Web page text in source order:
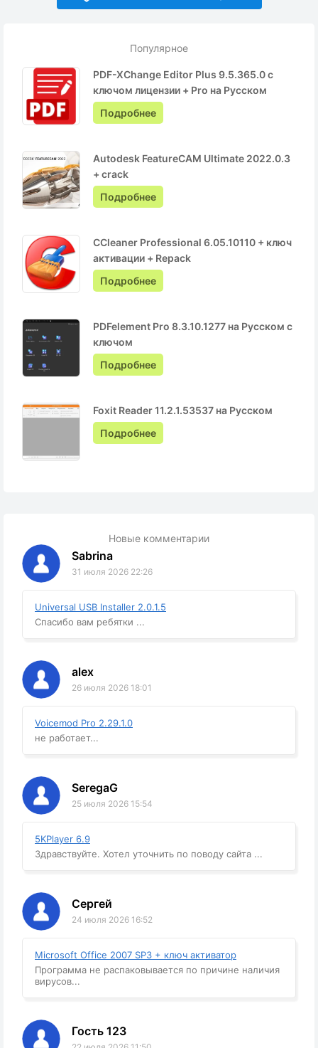
Популярное
PDF-XChange Editor Plus 9.5.365.0 с
ключом лицензии + Pro на Русском
Подробнее
Autodesk FeatureCAM Ultimate 2022.0.3
+ crack
Подробнее
CCleaner Professional 6.05.10110 + ключ
активации + Repack
Подробнее
PDFelement Pro 8.3.10.1277 на Русском с
ключом
Подробнее
Foxit Reader 11.2.1.53537 на Русском
Подробнее
Новые комментарии
Sabrina
31 июля 2026 22:26
Universal USB Installer 2.0.1.5
Спасибо вам ребятки ...
alex
26 июля 2026 18:01
Voicemod Pro 2.29.1.0
не работает...
SeregaG
25 июля 2026 15:54
5KPlayer 6.9
Здравствуйте. Хотел уточнить по поводу сайта ...
Сергей
24 июля 2026 16:52
Microsoft Office 2007 SP3 + ключ активатор
Программа не распаковывается по причине наличия
вирусов...
Гость 123